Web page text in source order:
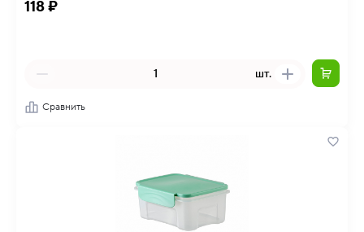
118 ₽
шт.
Сравнить